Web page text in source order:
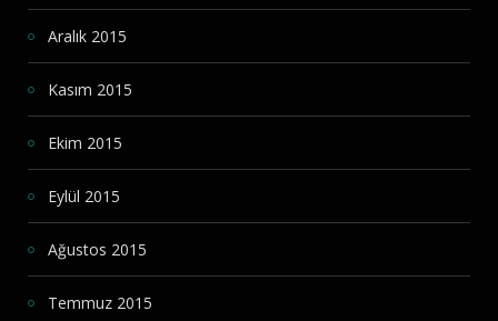
Aralık 2015
Kasım 2015
Ekim 2015
Eylül 2015
Ağustos 2015
Temmuz 2015